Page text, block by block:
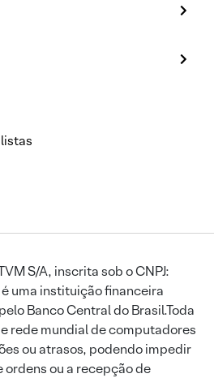
S/A, inscrita sob o CNPJ:
uma instituição financeira
Banco Central do Brasil.Toda
rede mundial de computadores
ou atrasos, podendo impedir
ou a recepção de